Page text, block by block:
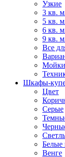
Узкие
3 кв.
5 кв.
6 кв.
9 кв.
Все
Мойки
Шкафы-
Цвет
Серые
Белые
Венге